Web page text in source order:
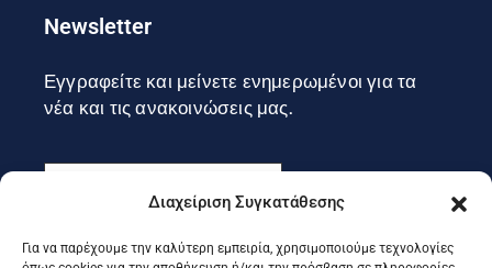
Διαχείριση Συγκατάθεσης
Για να παρέχουμε την καλύτερη εμπειρία, χρησιμοποιούμε τεχνολογίες
Newsletter
Εγγραφείτε και μείνετε ενημερωμένοι για τα
νέα και τις ανακοινώσεις μας.
Εγγραφή